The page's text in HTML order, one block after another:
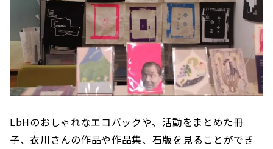
LbHのおしゃれなエコバックや、活動をまとめた冊
子、衣川さんの作品や作品集、石版を見ることができ